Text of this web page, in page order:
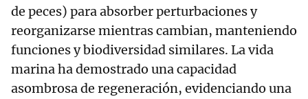
de peces) para absorber perturbaciones y
reorganizarse mientras cambian, manteniendo
funciones y biodiversidad similares. La vida
marina ha demostrado una capacidad
asombrosa de regeneración, evidenciando una